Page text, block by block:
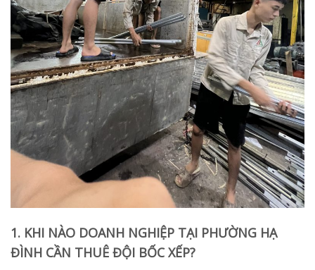
1. KHI NÀO DOANH NGHIỆP TẠI PHƯỜNG HẠ
ĐÌNH CẦN THUÊ ĐỘI BỐC XẾP?